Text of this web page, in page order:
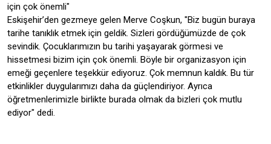
için çok önemli"
Eskişehir’den gezmeye gelen Merve Coşkun, "Biz bugün buraya
tarihe tanıklık etmek için geldik. Sizleri gördüğümüzde de çok
sevindik. Çocuklarımızın bu tarihi yaşayarak görmesi ve
hissetmesi bizim için çok önemli. Böyle bir organizasyon için
emeği geçenlere teşekkür ediyoruz. Çok memnun kaldık. Bu tür
etkinlikler duygularımızı daha da güçlendiriyor. Ayrıca
öğretmenlerimizle birlikte burada olmak da bizleri çok mutlu
ediyor" dedi.